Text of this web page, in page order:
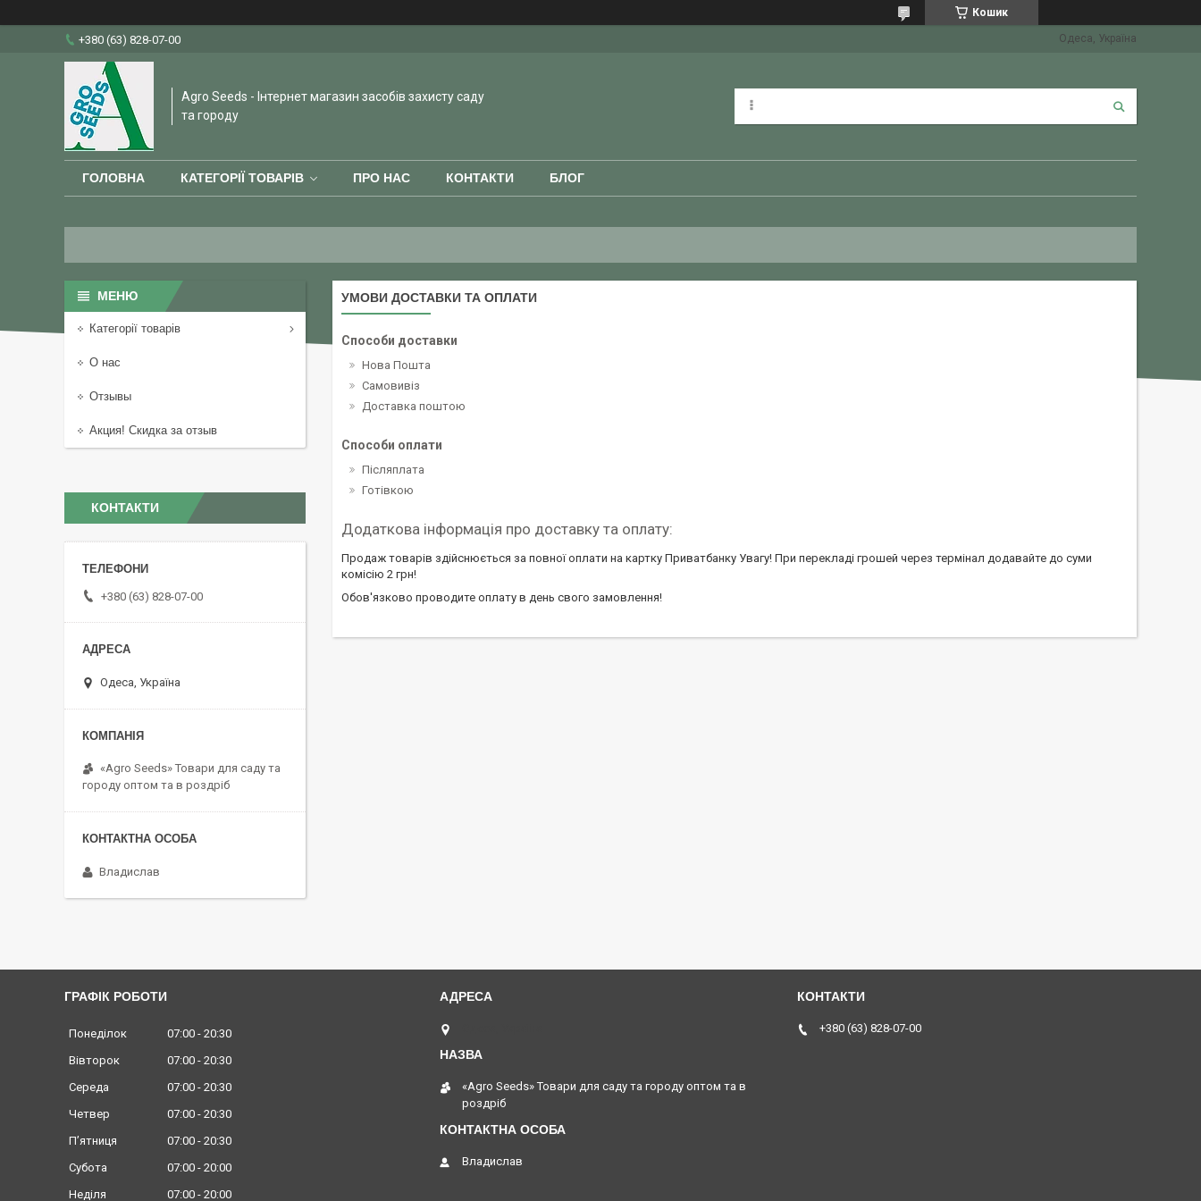
Кошик
+380 (63) 828-07-00 Одеса, Україна
Agro Seeds - Інтернет магазин засобів захисту саду
та городу
ГОЛОВНА КАТЕГОРІЇ ТОВАРІВ ПРО НАС КОНТАКТИ БЛОГ
УМОВИ ДОСТАВКИ ТА ОПЛАТИ
Способи доставки
Нова Пошта
Самовивіз
Доставка поштою
Способи оплати
Післяплата
Готівкою
Продаж товарів здійснюється за повної оплати на картку Приватбанку Увагу! При перекладі грошей через термінал додавайте до суми
комісію 2 грн!
Обов'язково проводите оплату в день свого замовлення!
Категорії товарів
О нас
Отзывы
Акция! Скидка за отзыв
КОНТАКТИ
+380 (63) 828-07-00
Одеса, Україна
«Agro Seeds» Товари для саду та
городу оптом та в роздріб
Владислав
ГРАФІК РОБОТИ
Понеділок 07:00
20:30
Вівторок
07:00
20:30
Середа
07:00
20:30
Четвер
07:00
20:30
Пʼятниця
07:00
20:30
Субота
07:00
20:00
Неділя
07:00 20:00
«Agro Seeds» Товари для саду та городу оптом та в
роздріб
Владислав
+380 (63) 828-07-00